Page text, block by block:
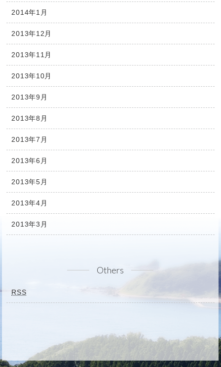
2014年1月
2013年12月
2013年11月
2013年10月
2013年9月
2013年8月
2013年7月
2013年6月
2013年5月
2013年4月
2013年3月
Others
RSS